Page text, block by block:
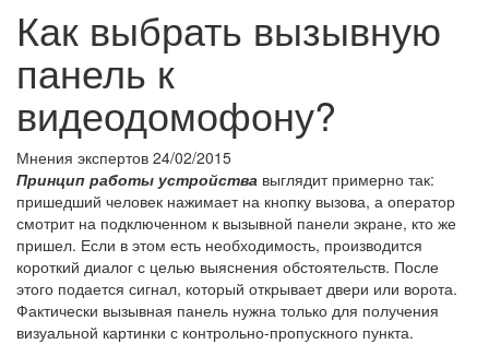
Как выбрать вызывную
панель к
видеодомофону?
Мнения экспертов 24/02/2015
Принцип работы устройства выглядит примерно так:
пришедший человек нажимает на кнопку вызова, а оператор
смотрит на подключенном к вызывной панели экране, кто же
пришел. Если в этом есть необходимость, производится
короткий диалог с целью выяснения обстоятельств. После
этого подается сигнал, который открывает двери или ворота.
Фактически вызывная панель нужна только для получения
визуальной картинки с контрольно-пропускного пункта.